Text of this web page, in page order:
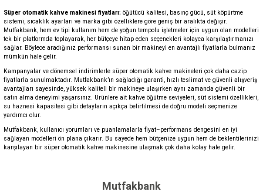
Süper otomatik kahve makinesi fiyatları; öğütücü kalitesi, basınç gücü, süt köpürtme
sistemi, sıcaklık ayarları ve marka gibi özelliklere göre geniş bir aralıkta değişir.
Mutfakbank, hem ev tipi kullanım hem de yoğun tempolu işletmeler için uygun olan modelleri
tek bir platformda toplayarak, her bütçeye hitap eden seçenekleri kolayca karşılaştırmanızı
sağlar. Böylece aradığınız performansı sunan bir makineyi en avantajlı fiyatlarla bulmanız
mümkün hale gelir.
Kampanyalar ve dönemsel indirimlerle süper otomatik kahve makineleri çok daha cazip
fiyatlarla sunulmaktadır. Mutfakbank’ın sağladığı garanti, hızlı teslimat ve güvenli alışveriş
avantajları sayesinde, yüksek kaliteli bir makineye ulaşırken aynı zamanda güvenli bir
satın alma deneyimi yaşarsınız. Ürünlere ait kahve öğütme seviyeleri, süt sistemi özellikleri,
su haznesi kapasitesi gibi detayların açıkça belirtilmesi de doğru modeli seçmenize
yardımcı olur.
Mutfakbank, kullanıcı yorumları ve puanlamalarla fiyat–performans dengesini en iyi
sağlayan modelleri ön plana çıkarır. Bu sayede hem bütçenize uygun hem de beklentilerinizi
karşılayan bir süper otomatik kahve makinesine ulaşmak çok daha kolay hale gelir.
Mutfakbank